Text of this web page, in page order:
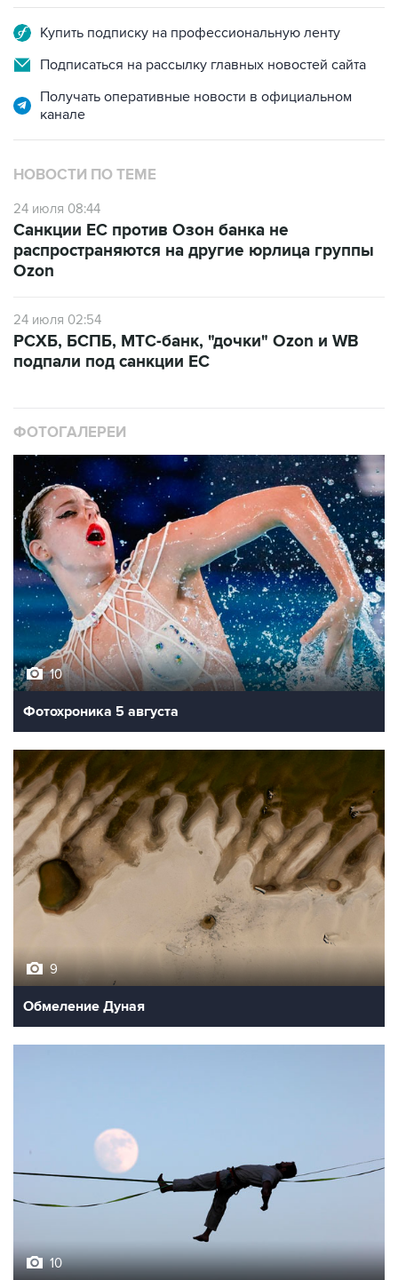
Купить подписку на профессиональную ленту
Подписаться на рассылку главных новостей сайта
Получать оперативные новости в официальном
канале
НОВОСТИ ПО ТЕМЕ
24 июля 08:44
Санкции ЕС против Озон банка не
распространяются на другие юрлица группы
Ozon
24 июля 02:54
РСХБ, БСПБ, МТС-банк, "дочки" Ozon и WB
подпали под санкции ЕС
ФОТОГАЛЕРЕИ
10
Фотохроника 5 августа
9
Обмеление Дуная
10